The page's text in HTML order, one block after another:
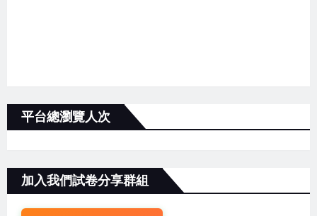
平台總瀏覽人次
加入我們試卷分享群組